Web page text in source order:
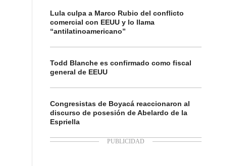
Lula culpa a Marco Rubio del conflicto
comercial con EEUU y lo llama
“antilatinoamericano”
Todd Blanche es confirmado como fiscal
general de EEUU
Congresistas de Boyacá reaccionaron al
discurso de posesión de Abelardo de la
Espriella